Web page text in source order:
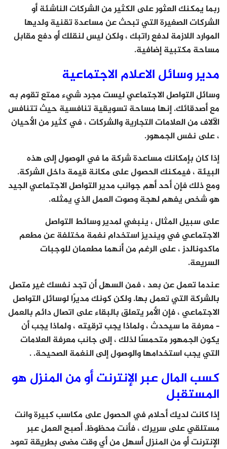
ربما يمكنك العثور على الكثير من الشركات الناشئة أو
الشركات الصغيرة التي تبحث عن مساعدة تقنية ولديها
الموارد اللازمة لدفع راتبك ، ولكن ليس لنقلك أو دفع مقابل
مساحة مكتبية إضافية.
مدير وسائل الاعلام الاجتماعية
وسائل التواصل الاجتماعي ليست مجرد شيء ممتع تقوم به
مع أصدقائك. إنها مساحة تسويقية تنافسية حيث تتنافس
الآلاف من العلامات التجارية والشركات ، في كثير من الأحيان
، على نفس الجمهور.
إذا كان بإمكانك مساعدة شركة ما في الوصول إلى هذه
البيئة ، فيمكنك الحصول على مكانة قيمة داخل الشركة.
ومع ذلك فإن أحد أهم جوانب مدير التواصل الاجتماعي الجيد
هو شخص يفهم لهجة وصوت العمل الذي يمثله.
على سبيل المثال ، ينبغي لمدير وسائط التواصل
الاجتماعي في وينديز استخدام نغمة مختلفة عن مطعم
ماكدونالدز ، على الرغم من أنهما مطعمان للوجبات
السريعة.
عندما تعمل عن بعد ، فمن السهل أن تجد نفسك غير متصل
بالشركة التي تعمل بها. ولكن كونك مديرًا لوسائل التواصل
الاجتماعي ، فإن الأمر يتعلق بالبقاء على اتصال دائم بالعمل
– معرفة ما سيحدث ، ولماذا يجب ترقيته ، ولماذا يجب أن
يكون الجمهور متحمسًا لذلك ، إلى جانب معرفة العلامات
التي يجب استخدامها والوصول إلى النغمة الصحيحة. .
كسب المال عبر الإنترنت أو من المنزل هو
المستقبل
إذا كانت لديك أحلام في الحصول على مكاسب كبيرة وانت
مستلقي على سريرك ، فأنت محظوظ. أصبح العمل عبر
الإنترنت أو من المنزل أسهل من أي وقت مضى بطريقة تعود